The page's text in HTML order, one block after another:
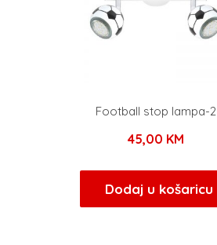
Football stop lampa-2
45,00 KM
Dodaj u košaricu